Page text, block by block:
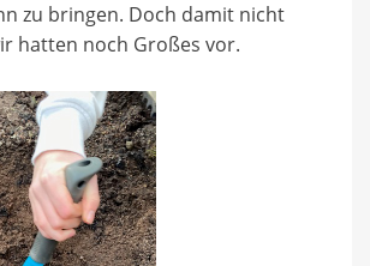
zu bringen. Doch damit nicht
hatten noch Großes vor.